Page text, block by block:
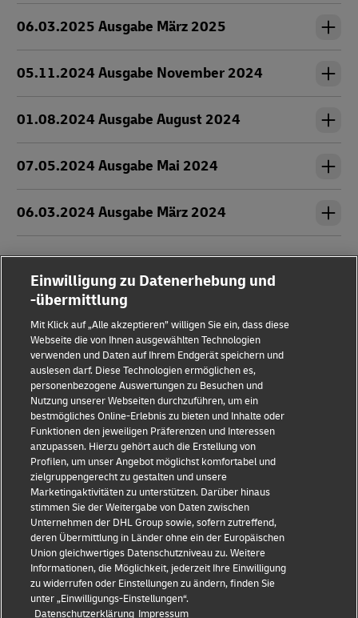
06.03.2025 Ausgabe März 2025
05.11.2024 Ausgabe November 2024
01.08.2024 Ausgabe August 2024
07.05.2024 Ausgabe Mai 2024
06.03.2024 Ausgabe März 2024
Impressum
Datenschutz & Cookies
Rechtliche Hinweise
Sicherheitshinweise
Kontakt
Einwilligungs-Einstellungen
Folge uns
Einwilligung zu Datenerhebung und
-übermittlung
Mit Klick auf „Alle akzeptieren” willigen Sie ein, dass diese
Webseite die von Ihnen ausgewählten Technologien
verwenden und Daten auf Ihrem Endgerät speichern und
auslesen darf. Diese Technologien ermöglichen es,
personenbezogene Auswertungen zu Besuchen und
Nutzung unserer Webseiten durchzuführen, um ein
bestmögliches Online-Erlebnis zu bieten und Inhalte oder
Funktionen den jeweiligen Präferenzen und Interessen
anzupassen. Hierzu gehört auch die Erstellung von
Profilen, um unser Angebot möglichst komfortabel und
zielgruppengerecht zu gestalten und unsere
Marketingaktivitäten zu unterstützen. Darüber hinaus
stimmen Sie der Weitergabe von Daten zwischen
Unternehmen der DHL Group sowie, sofern zutreffend,
deren Übermittlung in Länder ohne ein der Europäischen
Union gleichwertiges Datenschutzniveau zu. Weitere
Informationen, die Möglichkeit, jederzeit Ihre Einwilligung
zu widerrufen oder Einstellungen zu ändern, finden Sie
unter „Einwilligungs-Einstellungen“.
Datenschutzerklärung Impressum